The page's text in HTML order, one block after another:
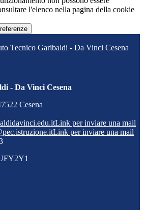
l'elenco nella pagina della cookie
Tecnico Garibaldi - Da Vinci Cesena
- Da Vinci Cesena
Cesena
Link per inviare una mail
Link per inviare una mail